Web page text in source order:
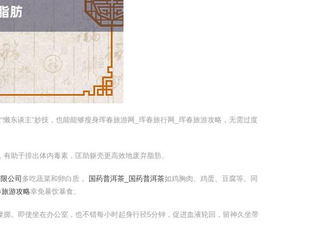
东谈主”妙技，也能能够瘦身珲春旅游网_珲春旅行网_珲春旅游攻略，无需过度
助于排出体内毒素，匡助躯壳更高效地废弃脂肪。
公司 多吃蔬菜和卵白质， 国药普洱茶_国药普洱茶如鸡胸肉、鸡蛋、豆腐等。同
游攻略幸免暴饮暴食。
。即使坐在办公室，也不错每小时起身行径5分钟，促进血液轮回，留神久坐带